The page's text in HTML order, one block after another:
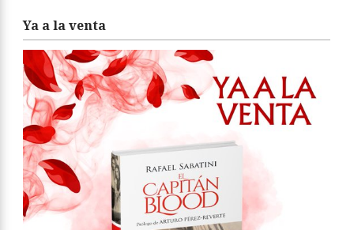
Ya a la venta